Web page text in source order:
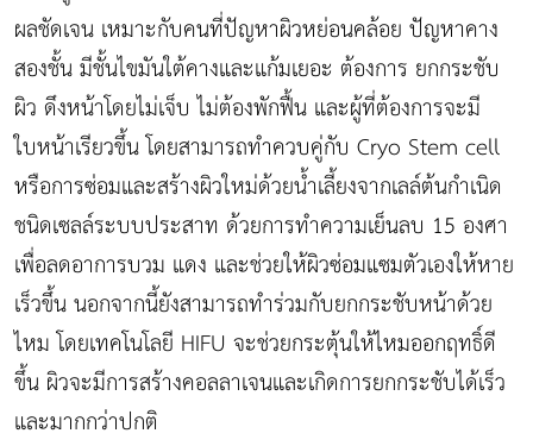
ผลชัดเจน เหมาะกับคนที่ปัญหาผิวหย่อนคล้อย ปัญหาคาง
สองชั้น มีชั้นไขมันใต้คางและแก้มเยอะ ต้องการ ยกกระชับ
ผิว ดึงหน้าโดยไม่เจ็บ ไม่ต้องพักฟื้น และผู้ที่ต้องการจะมี
ใบหน้าเรียวขึ้น โดยสามารถทำควบคู่กับ Cryo Stem cell
หรือการซ่อมและสร้างผิวใหม่ด้วยน้ำเลี้ยงจากเลล์ต้นกำเนิด
ชนิดเซลล์ระบบประสาท ด้วยการทำความเย็นลบ 15 องศา
เพื่อลดอาการบวม แดง และช่วยให้ผิวซ่อมแซมตัวเองให้หาย
เร็วขึ้น นอกจากนี้ยังสามารถทำร่วมกับยกกระชับหน้าด้วย
ไหม โดยเทคโนโลยี HIFU จะช่วยกระตุ้นให้ไหมออกฤทธิ์ดี
ขึ้น ผิวจะมีการสร้างคอลลาเจนและเกิดการยกกระชับได้เร็ว
และมากกว่าปกติ